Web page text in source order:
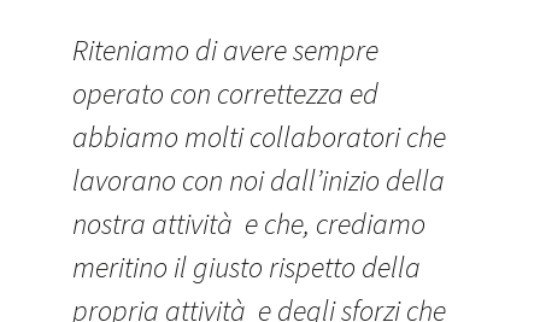
Riteniamo di avere sempre
operato con correttezza ed
abbiamo molti collaboratori che
lavorano con noi dall’inizio della
nostra attività e che, crediamo
meritino il giusto rispetto della
propria attività e degli sforzi che